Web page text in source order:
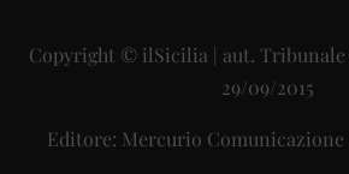
Copyright © ilSicilia | aut. Tribunale
29/09/2015
Editore: Mercurio Comunicazione